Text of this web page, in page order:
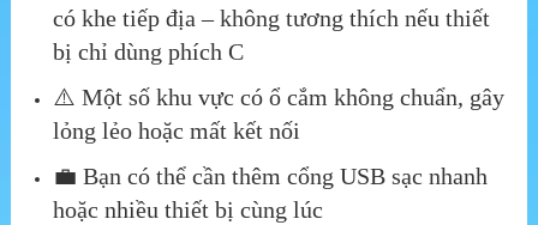
có khe tiếp địa – không tương thích nếu thiết
bị chỉ dùng phích C
⚠️ Một số khu vực có ổ cắm không chuẩn, gây
lỏng lẻo hoặc mất kết nối
💼 Bạn có thể cần thêm cổng USB sạc nhanh
hoặc nhiều thiết bị cùng lúc